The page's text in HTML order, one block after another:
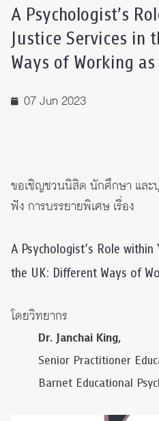
A Psychologist’s
Justice Services in
Ways of Working
07 Jun 2023
ขอเชิญชวนนิสิต นักศึกษา และ
ฟัง การบรรยายพิเศษ เรื่อง
A Psychologist’s Role
the UK: Different Ways of
โดยวิทยากร
Dr. Janchai King,
Senior Practitioner
Barnet Educational